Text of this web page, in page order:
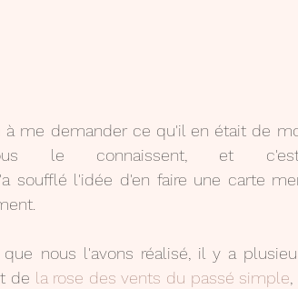
à me demander ce qu'il en était de
le connaissent, et c'est
soufflé l'idée d'en faire une carte
nous l'avons réalisé, il y a
de la rose des vents du passé simple